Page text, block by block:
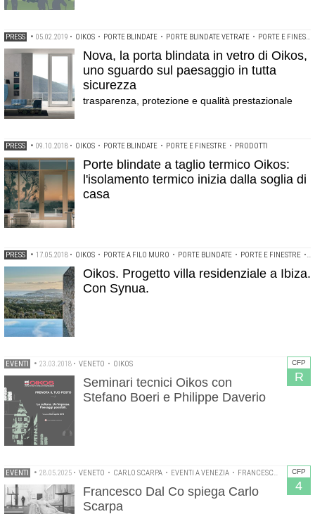
PRESS • 05.02.2019 • OIKOS • PORTE BLINDATE • PORTE BLINDATE VETRATE • PORTE E FINESTRE
Nova, la porta blindata in vetro di Oikos,
uno sguardo sul paesaggio in tutta
sicurezza
trasparenza, protezione e qualità prestazionale
PRESS • 09.10.2018 • OIKOS • PORTE BLINDATE • PORTE E FINESTRE • PRODOTTI
Porte blindate a taglio termico Oikos:
l'isolamento termico inizia dalla soglia di
casa
PRESS • 17.05.2018 • OIKOS • PORTE A FILO MURO • PORTE BLINDATE • PORTE E FINESTRE •
Oikos. Progetto villa residenziale a Ibiza.
Con Synua.
CFP
R
EVENTI • 23.03.2018 • VENETO • OIKOS
Seminari tecnici Oikos con
Stefano Boeri e Philippe Daverio
CFP
4
EVENTI • 28.05.2025 • VENETO • CARLO SCARPA • EVENTI A VENEZIA • FRANCESCO DAL CO
Francesco Dal Co spiega Carlo
Scarpa